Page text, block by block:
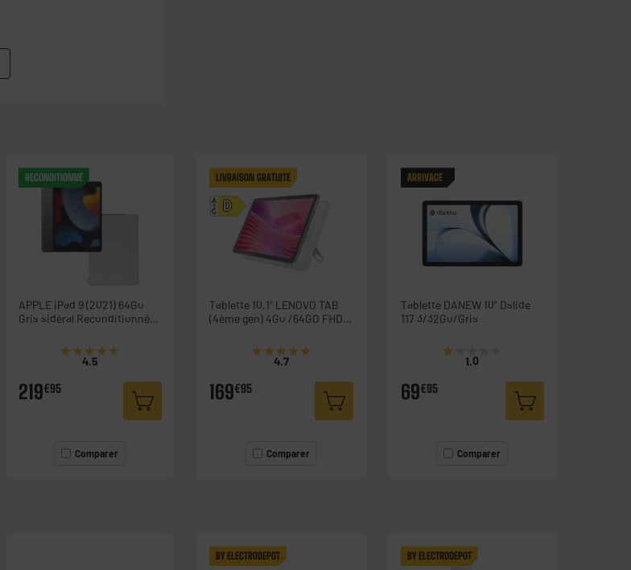
RECONDITIONNÉ
APPLE iPad 9 (2021) 64Go
Gris sidéral Reconditionné
★★★★★
★★★★★
4.5
219€95
Comparer
LIVRAISON GRATUITE
D
A
G
Tablette 10,1" LENOVO TAB
(4ème gen) 4Go /64GO FHD +
★★★★★
★★★★★
4.7
169€95
Comparer
ARRIVAGE
Tablette DANEW 10" Dslide
117 3/32Go/Gris
★★★★★
★★★★★
1.0
69€95
Comparer
BY ELECTRODEPOT BY ELECTRODEPOT